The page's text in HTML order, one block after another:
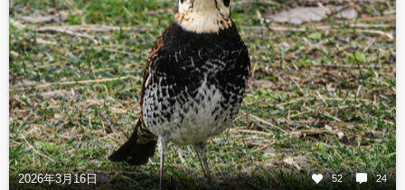
2026年3月16日 52 24